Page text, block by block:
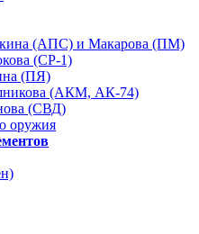
(АПС) и Макарова (ПМ)
(СР-1)
(ПЯ)
(АКМ, АК-74)
(СВД)
оружия